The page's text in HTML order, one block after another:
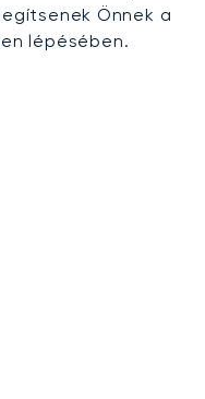
Önnek a
lépésében.